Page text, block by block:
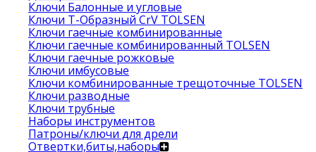
Ключи Балонные и угловые
Ключи Т-Образный CrV TOLSEN
Ключи гаечные комбинированные
Ключи гаечные комбинированный TOLSEN
Ключи гаечные рожковые
Ключи имбусовые
Ключи комбинированные трещоточные TOLSEN
Ключи разводные
Ключи трубные
Наборы инструментов
Патроны/ключи для дрели
Отвертки,биты,наборы